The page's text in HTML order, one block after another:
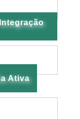
Ativa